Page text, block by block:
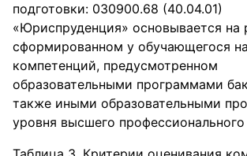
подготовки: 030900.68 (40.04.01)
«Юриспруденция» основывается на
сформированном у обучающегося
компетенций, предусмотренном
образовательными программами
также иными образовательными
уровня высшего